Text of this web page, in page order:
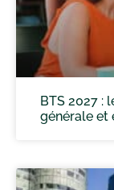
BTS 2027 :
générale et